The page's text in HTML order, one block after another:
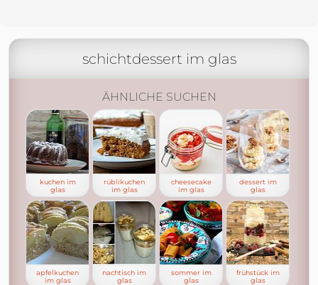
schichtdessert im glas
ÄHNLICHE SUCHEN
kuchen im
glas
rüblikuchen
im glas
cheesecake
im glas
dessert im
glas
apfelkuchen
im glas
nachtisch im
glas
sommer im
glas
frühstück im
glas